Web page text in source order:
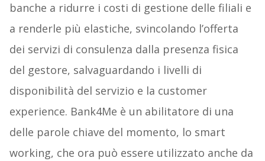
banche a ridurre i costi di gestione delle filiali e
a renderle più elastiche, svincolando l’offerta
dei servizi di consulenza dalla presenza fisica
del gestore, salvaguardando i livelli di
disponibilità del servizio e la customer
experience. Bank4Me è un abilitatore di una
delle parole chiave del momento, lo smart
working, che ora può essere utilizzato anche da